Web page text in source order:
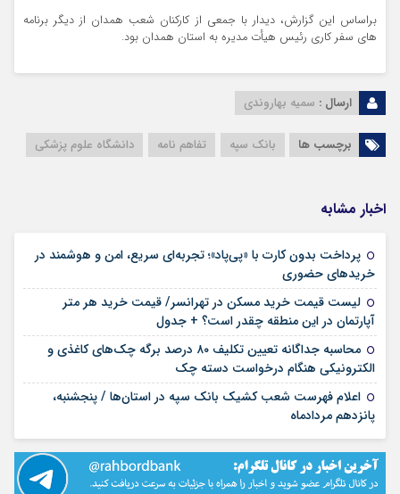
براساس این گزارش، دیدار با جمعی از کارکنان شعب همدان از دیگر برنامه
های سفر کاری رئیس هیأت مدیره به استان همدان بود.
ارسال : سمیه بهاروندی
برچسب ها بانک سپه تفاهم نامه دانشگاه علوم پزشکی
اخبار مشابه
پرداخت بدون کارت با «پی‌پاد»؛ تجربه‌ای سریع، امن و هوشمند در
خریدهای حضوری
لیست قیمت خرید مسکن در تهرانسر/ قیمت خرید هر متر
آپارتمان در این منطقه چقدر است؟ + جدول
محاسبه جداگانه تعیین تکلیف ۸۰ درصد برگه چک‌های کاغذی و
الکترونیکی هنگام درخواست دسته چک
اعلام فهرست شعب کشیک بانک سپه در استان‌ها / پنجشنبه،
پانزدهم مردادماه